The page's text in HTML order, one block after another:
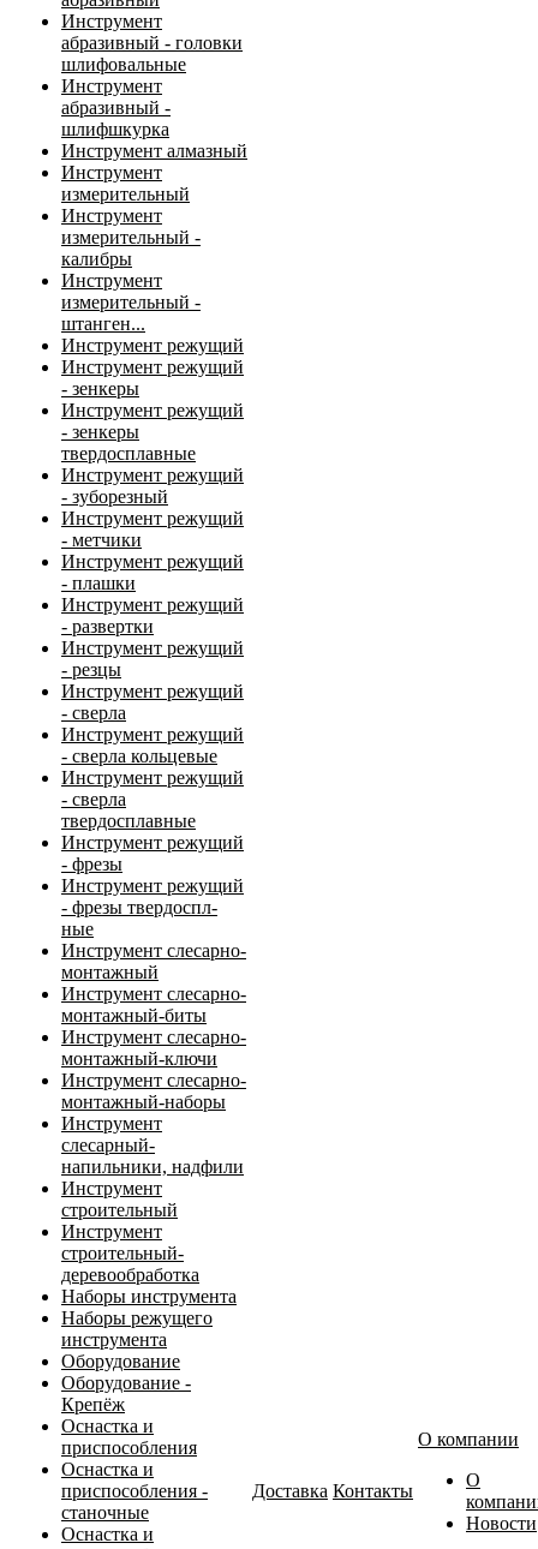
Инструмент
абразивный - головки
шлифовальные
Инструмент
абразивный -
шлифшкурка
Инструмент алмазный
Инструмент
измерительный
Инструмент
измерительный -
калибры
Инструмент
измерительный -
штанген...
Инструмент режущий
Инструмент режущий
- зенкеры
Инструмент режущий
- зенкеры
твердосплавные
Инструмент режущий
- зуборезный
Инструмент режущий
- метчики
Инструмент режущий
- плашки
Инструмент режущий
- развертки
Инструмент режущий
- резцы
Инструмент режущий
- сверла
Инструмент режущий
- сверла кольцевые
Инструмент режущий
- сверла
твердосплавные
Инструмент режущий
- фрезы
Инструмент режущий
- фрезы твердоспл-
ные
Инструмент слесарно-
монтажный
Инструмент слесарно-
монтажный-биты
Инструмент слесарно-
монтажный-ключи
Инструмент слесарно-
монтажный-наборы
Инструмент
слесарный-
напильники, надфили
Инструмент
строительный
Инструмент
строительный-
деревообработка
Наборы инструмента
Наборы режущего
инструмента
Оборудование
Оборудование -
Крепёж
Оснастка и
приспособления
Оснастка и
приспособления -
станочные
Оснастка и
Доставка Контакты
О компании
О
Новости